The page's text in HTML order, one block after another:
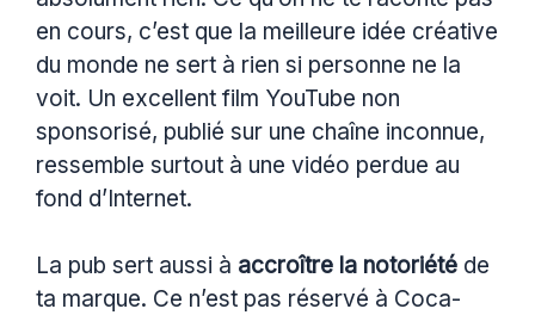
en cours, c’est que la meilleure idée créative
du monde ne sert à rien si personne ne la
voit. Un excellent film YouTube non
sponsorisé, publié sur une chaîne inconnue,
ressemble surtout à une vidéo perdue au
fond d’Internet.
La pub sert aussi à accroître la notoriété de
ta marque. Ce n’est pas réservé à Coca-